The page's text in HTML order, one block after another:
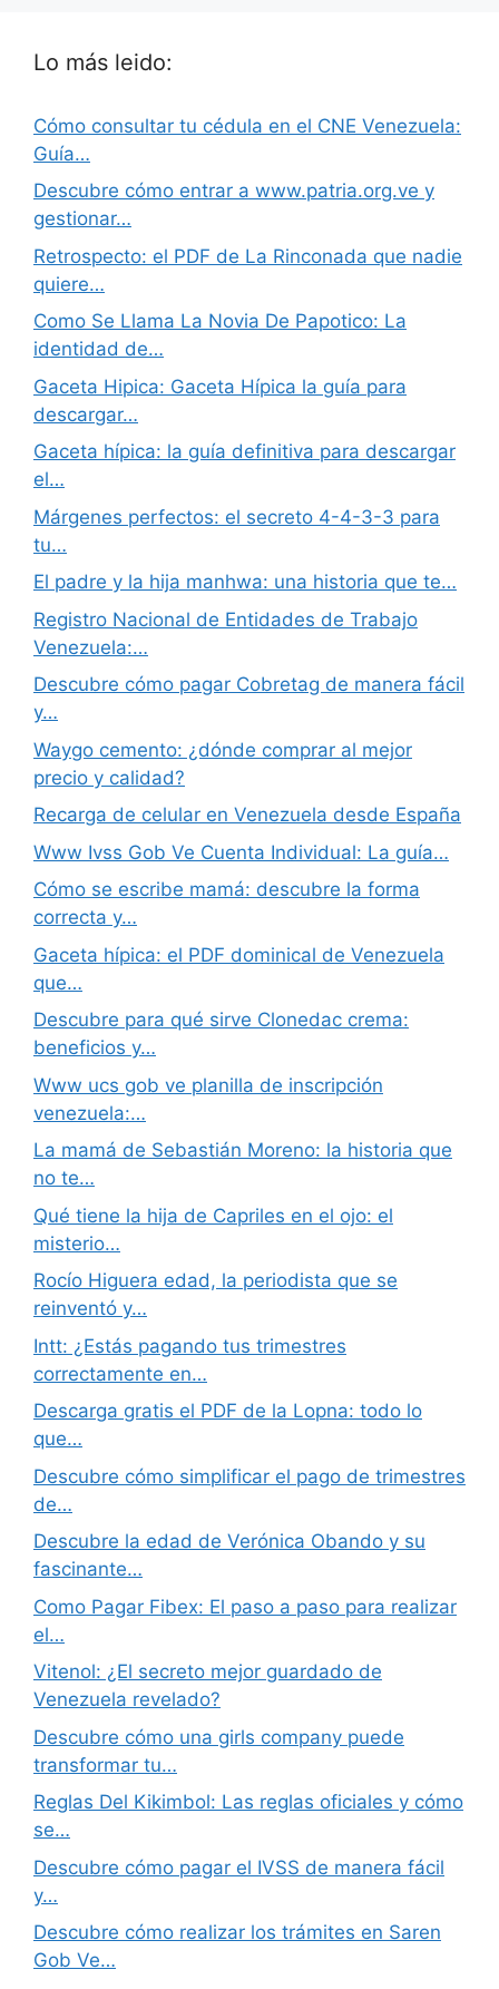
Lo más leido:
Cómo consultar tu cédula en el CNE Venezuela:
Guía…
Descubre cómo entrar a www.patria.org.ve y
gestionar…
Retrospecto: el PDF de La Rinconada que nadie
quiere…
Como Se Llama La Novia De Papotico: La
identidad de…
Gaceta Hipica: Gaceta Hípica la guía para
descargar…
Gaceta hípica: la guía definitiva para descargar
el…
Márgenes perfectos: el secreto 4-4-3-3 para
tu…
El padre y la hija manhwa: una historia que te…
Registro Nacional de Entidades de Trabajo
Venezuela:…
Descubre cómo pagar Cobretag de manera fácil
y…
Waygo cemento: ¿dónde comprar al mejor
precio y calidad?
Recarga de celular en Venezuela desde España
Www Ivss Gob Ve Cuenta Individual: La guía…
Cómo se escribe mamá: descubre la forma
correcta y…
Gaceta hípica: el PDF dominical de Venezuela
que…
Descubre para qué sirve Clonedac crema:
beneficios y…
Www ucs gob ve planilla de inscripción
venezuela:…
La mamá de Sebastián Moreno: la historia que
no te…
Qué tiene la hija de Capriles en el ojo: el
misterio…
Rocío Higuera edad, la periodista que se
reinventó y…
Intt: ¿Estás pagando tus trimestres
correctamente en…
Descarga gratis el PDF de la Lopna: todo lo
que…
Descubre cómo simplificar el pago de trimestres
de…
Descubre la edad de Verónica Obando y su
fascinante…
Como Pagar Fibex: El paso a paso para realizar
el…
Vitenol: ¿El secreto mejor guardado de
Venezuela revelado?
Descubre cómo una girls company puede
transformar tu…
Reglas Del Kikimbol: Las reglas oficiales y cómo
se…
Descubre cómo pagar el IVSS de manera fácil
y…
Descubre cómo realizar los trámites en Saren
Gob Ve…